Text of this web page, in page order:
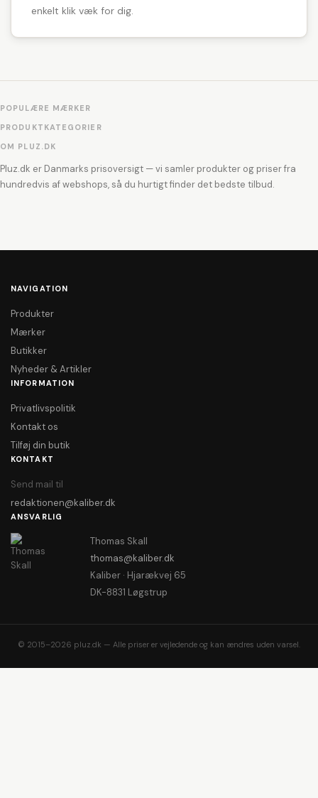
enkelt klik væk for dig.
POPULÆRE MÆRKER
PRODUKTKATEGORIER
OM PLUZ.DK
Pluz.dk er Danmarks prisoversigt — vi samler produkter og priser fra
hundredvis af webshops, så du hurtigt finder det bedste tilbud.
NAVIGATION
Produkter
Mærker
Butikker
Nyheder & Artikler
INFORMATION
Privatlivspolitik
Kontakt os
Tilføj din butik
KONTAKT
Send mail til
redaktionen@kaliber.dk
ANSVARLIG
Thomas Skall
thomas@kaliber.dk
Kaliber · Hjarækvej 65
DK-8831 Løgstrup
© 2015–2026 pluz.dk — Alle priser er vejledende og kan ændres uden varsel.